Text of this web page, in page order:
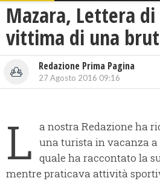
Mazara, Lettera
vittima di una
Redazione Prima Pagina
27 Agosto 2016 09:16
L a nostra Redazione ha
una turista in vacanza
quale ha raccontato la
mentre praticava attività